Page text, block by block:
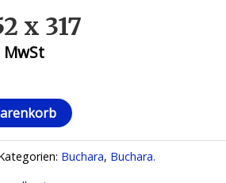
x 317
MwSt
Buchara, Buchara.